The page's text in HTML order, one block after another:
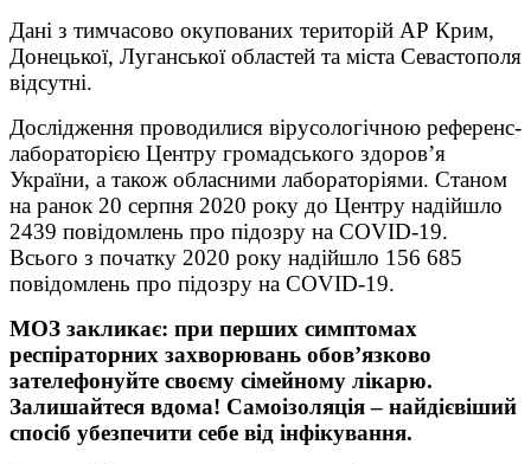
Дані з тимчасово окупованих територій АР Крим,
Донецької, Луганської областей та міста Севастополя
відсутні.
Дослідження проводилися вірусологічною референс-
лабораторією Центру громадського здоров’я
України, а також обласними лабораторіями. Станом
на ранок 20 серпня 2020 року до Центру надійшло
2439 повідомлень про підозру на COVID-19.
Всього з початку 2020 року надійшло 156 685
повідомлень про підозру на COVID-19.
МОЗ закликає: при перших симптомах
респіраторних захворювань обов’язково
зателефонуйте своєму сімейному лікарю.
Залишайтеся вдома! Самоізоляція – найдієвіший
спосіб убезпечити себе від інфікування.